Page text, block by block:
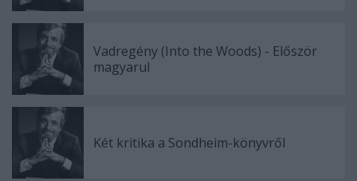
Vadregény (Into the Woods) - Először
magyarul
Két kritika a Sondheim-könyvről